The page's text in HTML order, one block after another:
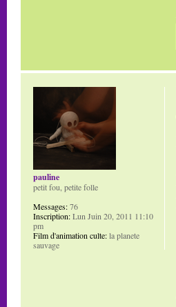
pauline
petit fou, petite folle
Messages:76
Inscription:Lun Juin 20, 2011 11:10
pm
Film d'animation culte:la planete
sauvage